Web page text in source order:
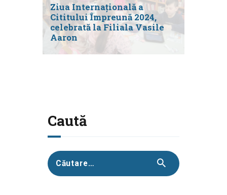
Ziua Internațională a
Cititului Împreună 2024,
celebrată la Filiala Vasile
Aaron
Caută
Caută
după: